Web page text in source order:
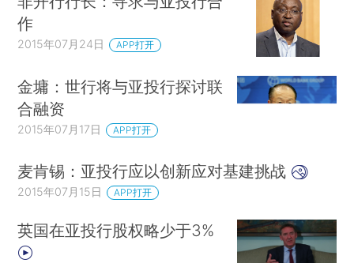
作
2015年07月24日 APP打开
金墉：世行将与亚投行探讨联
合融资
2015年07月17日 APP打开
麦肯锡：亚投行应以创新应对基建挑战
2015年07月15日 APP打开
英国在亚投行股权略少于3%